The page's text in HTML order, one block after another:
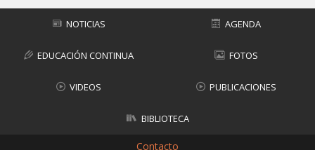
NOTICIAS AGENDA
EDUCACIÓN CONTINUA FOTOS
VIDEOS PUBLICACIONES
BIBLIOTECA
Contacto